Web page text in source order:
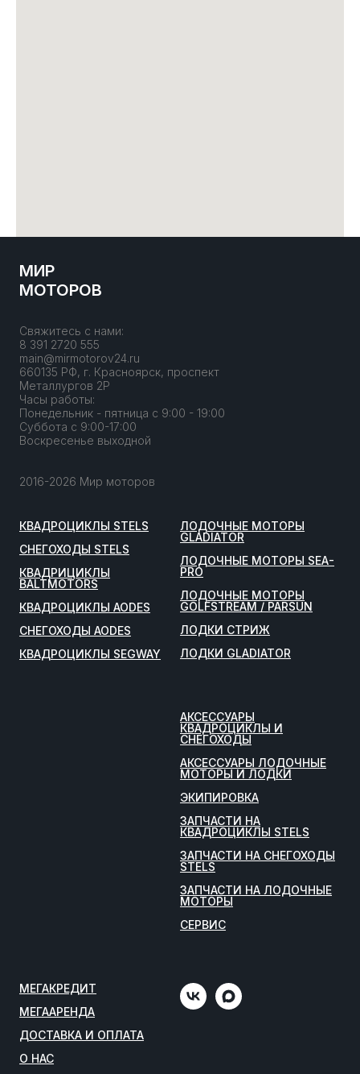
МИР
МОТОРОВ
Свяжитесь с нами:
8 391 2720 555
main@mirmotorov24.ru
660135 РФ, г. Красноярск, проспект
Металлургов 2Р
Часы работы:
Понедельник - пятница с 9:00 - 19:00
Суббота с 9:00-17:00
Воскресенье выходной
2016-2026 Мир моторов
КВАДРОЦИКЛЫ STELS
СНЕГОХОДЫ STELS
КВАДРИЦИКЛЫ
BALTMOTORS
КВАДРОЦИКЛЫ AODES
СНЕГОХОДЫ AODES
КВАДРОЦИКЛЫ SEGWAY
ЛОДОЧНЫЕ МОТОРЫ
GLADIATOR
ЛОДОЧНЫЕ МОТОРЫ SEA-
PRO
ЛОДОЧНЫЕ МОТОРЫ
GOLFSTREAM / PARSUN
ЛОДКИ СТРИЖ
ЛОДКИ GLADIATOR
АКСЕССУАРЫ
КВАДРОЦИКЛЫ И
СНЕГОХОДЫ
АКСЕССУАРЫ ЛОДОЧНЫЕ
МОТОРЫ И ЛОДКИ
ЭКИПИРОВКА
ЗАПЧАСТИ НА
КВАДРОЦИКЛЫ STELS
ЗАПЧАСТИ НА СНЕГОХОДЫ
STELS
ЗАПЧАСТИ НА ЛОДОЧНЫЕ
МОТОРЫ
СЕРВИС
МЕГАКРЕДИТ
МЕГААРЕНДА
ДОСТАВКА И ОПЛАТА
О НАС